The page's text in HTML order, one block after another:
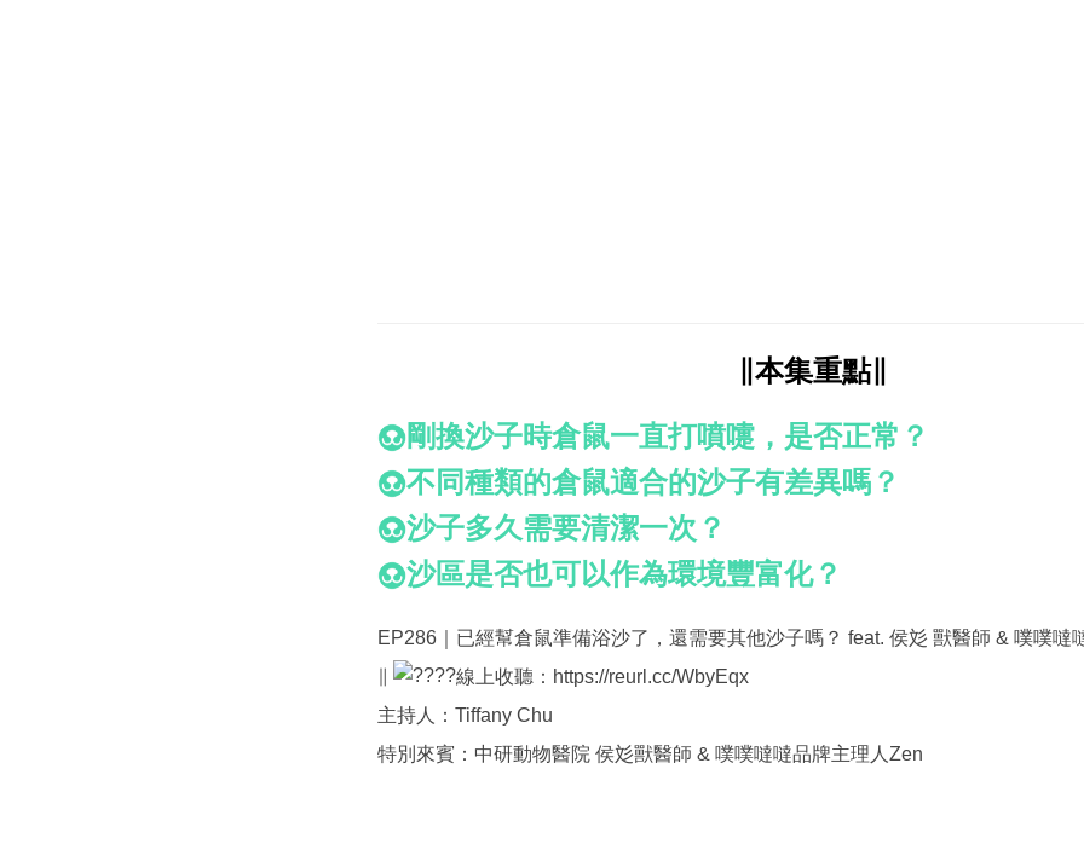
∥本集重點∥
剛換沙子時倉鼠一直打噴嚏，是否正常？
不同種類的倉鼠適合的沙子有差異嗎？
沙子多久需要清潔一次？
沙區是否也可以作為環境豐富化？
EP286｜已經幫倉鼠準備浴沙了，還需要其他沙子嗎？ feat. 侯彣 獸醫師 & 噗噗噠
線上收聽： https://reurl.cc/WbyEqx
主持人：Tiffany Chu
特別來賓：中研動物醫院 侯彣獸醫師 & 噗噗噠噠品牌主理人Zen